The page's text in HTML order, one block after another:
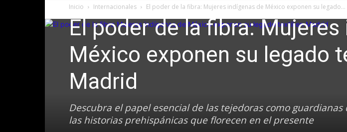
Inicio Internacionales El poder de la fibra: Mujeres indígenas de México exponen su legado...
Arte y cultura Internacionales México
El poder de la fibra:
México exponen su legado
Madrid
Descubra el papel esencial de las tejedoras como
las historias prehispánicas que florecen en el presente